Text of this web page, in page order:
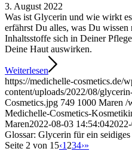
3. August 2022
Was ist Glycerin und wie wirkt
erfährst Du alles, was Du wissen
Inhaltsstoffe sich in Deiner
Deine Haut auswirken.
Weiterlesen
https://medichelle-cosmetics.de/
content/uploads/2022/08/
Cosmetics.jpg 749 1000 Maren /
Medichelle-Cosmetics-
Maren2022-08-03 14:54:04
Glossar: Glycerin für ein
Seite 2 von 15‹1 234›»